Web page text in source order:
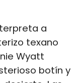
a
texano
Wyatt
botín y